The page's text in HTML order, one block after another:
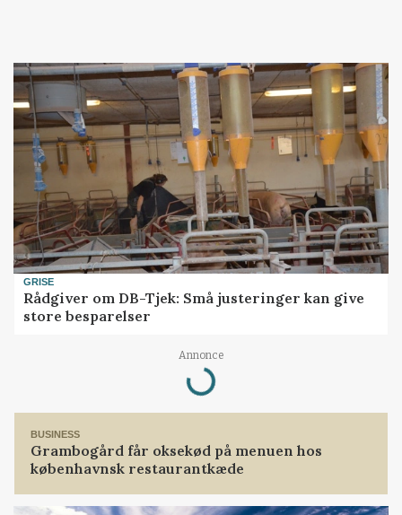
GRISE
Rådgiver om DB-Tjek: Små justeringer kan give
store besparelser
Annonce
Loading...
BUSINESS
Grambogård får oksekød på menuen hos
københavnsk restaurantkæde